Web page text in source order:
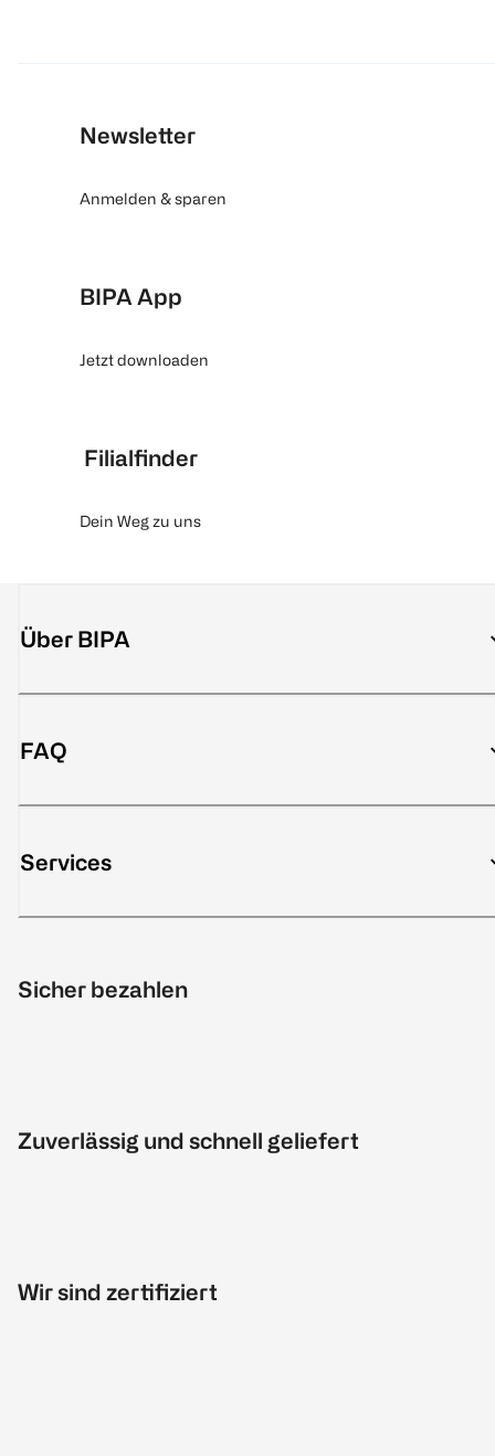
Newsletter
Anmelden & sparen
BIPA App
Jetzt downloaden
Filialfinder
Dein Weg zu uns
Über BIPA
FAQ
Services
Sicher bezahlen
Zuverlässig und schnell geliefert
Wir sind zertifiziert